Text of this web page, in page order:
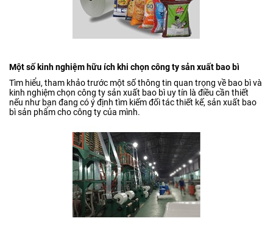
Một số kinh nghiệm hữu ích khi chọn công ty sản xuất bao bì
Tìm hiểu, tham khảo trước một số thông tin quan trọng về bao bì và
kinh nghiệm chọn công ty sản xuất bao bì uy tín là điều cần thiết
nếu như bạn đang có ý định tìm kiếm đối tác thiết kế, sản xuất bao
bì sản phẩm cho công ty của mình.